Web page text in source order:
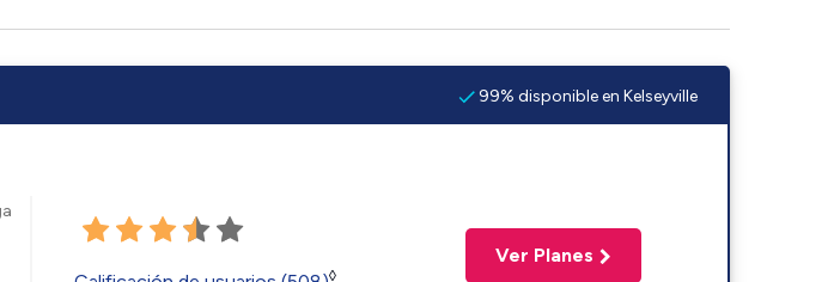
99% disponible en Kelseyville
◊
Ver Planes